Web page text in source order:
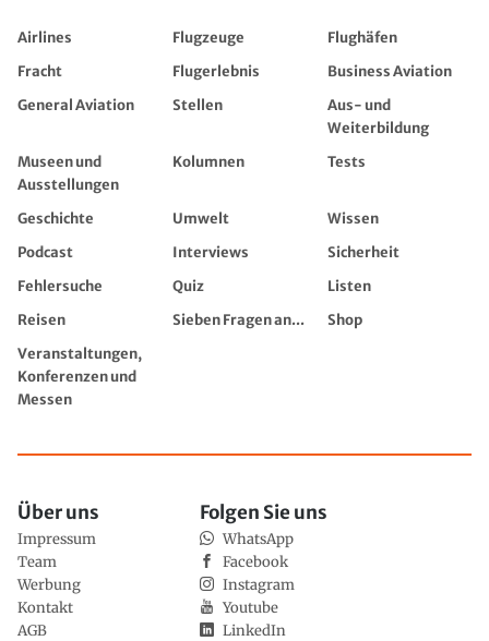
Airlines Flugzeuge
Flughäfen
Fracht
Flugerlebnis
Business Aviation
General Aviation
Stellen
Aus- und
Weiterbildung
Museen und
Ausstellungen
Kolumnen Tests
Geschichte Umwelt
Wissen
Podcast
Interviews
Sicherheit
Fehlersuche
Quiz
Listen
Reisen
Sieben Fragen an...
Shop
Veranstaltungen,
Konferenzen und
Messen
Über uns
Impressum
Team
Werbung
Kontakt
AGB
Folgen Sie uns
WhatsApp
Facebook
Instagram
Youtube
LinkedIn